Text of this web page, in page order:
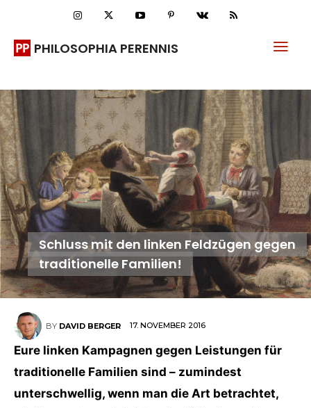
PHILOSOPHIA PERENNIS
Schluss mit den linken Feldzügen gegen
traditionelle Familien!
BY DAVID BERGER 17. NOVEMBER 2016
Eure linken Kampagnen gegen Leistungen für
traditionelle Familien sind – zumindest
unterschwellig, wenn man die Art betrachtet,